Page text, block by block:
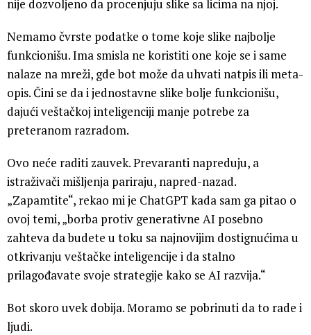
nije dozvoljeno da procenjuju slike sa licima na njoj.
Nemamo čvrste podatke o tome koje slike najbolje
funkcionišu. Ima smisla ne koristiti one koje se i same
nalaze na mreži, gde bot može da uhvati natpis ili meta-
opis. Čini se da i jednostavne slike bolje funkcionišu,
dajući veštačkoj inteligenciji manje potrebe za
preteranom razradom.
Ovo neće raditi zauvek. Prevaranti napreduju, a
istraživači mišljenja pariraju, napred-nazad.
„Zapamtite“, rekao mi je ChatGPT kada sam ga pitao o
ovoj temi, „borba protiv generativne AI posebno
zahteva da budete u toku sa najnovijim dostignućima u
otkrivanju veštačke inteligencije i da stalno
prilagođavate svoje strategije kako se AI razvija.“
Bot skoro uvek dobija. Moramo se pobrinuti da to rade i
ljudi.